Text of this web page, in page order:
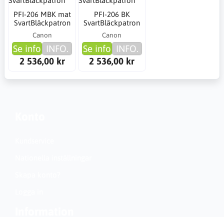
PFI-206 MBK mat
SvartBläckpatron
Canon
Se info INFO.
2 536,00 kr
PFI-206 BK
SvartBläckpatron
Canon
Se info INFO.
2 536,00 kr